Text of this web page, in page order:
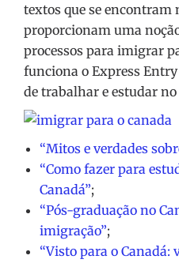
textos que se encontram
proporcionam uma
processos para imigrar
funciona o Express
de trabalhar e estudar no
“Mitos e verdades
“Como fazer para
Canadá”;
“Pós-graduação no
imigração”;
“Visto para o Canadá: